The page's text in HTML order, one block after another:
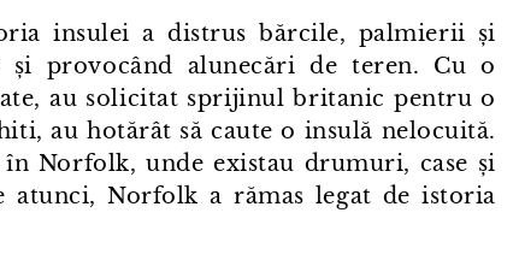
insulei a distrus bărcile, palmierii și
provocând alunecări de teren. Cu o
au solicitat sprijinul britanic pentru o
au hotărât să caute o insulă nelocuită.
Norfolk, unde existau drumuri, case și
atunci, Norfolk a rămas legat de istoria